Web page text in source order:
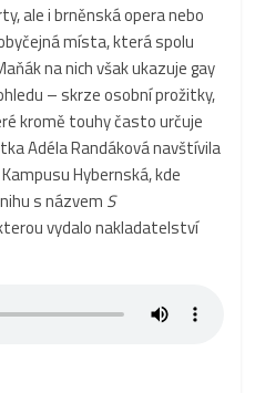
ale i brněnská opera nebo
místa, která spolu
na nich však ukazuje gay
– skrze osobní prožitky,
kromě touhy často určuje
Adéla Randáková navštívila
Hybernská, kde
s názvem S
vydalo nakladatelství